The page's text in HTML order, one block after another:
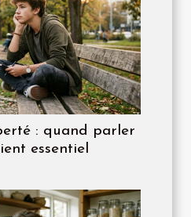
: quand parler
essentiel